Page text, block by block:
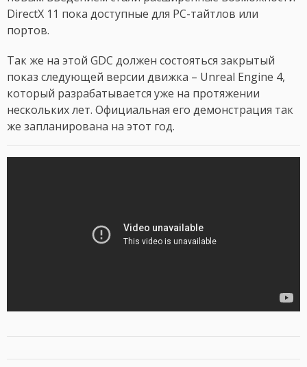
DirectX 11 пока доступные для PC-тайтлов или
портов.
Так же на этой GDC должен состояться закрытый
показ следующей версии движка – Unreal Engine 4,
который разрабатывается уже на протяжении
нескольких лет. Официальная его демонстрация так
же запланирована на этот год.